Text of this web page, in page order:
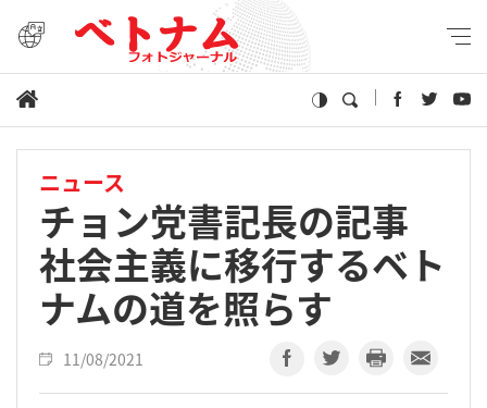
ニュース
チョン党書記長の記事
社会主義に移行するベト
ナムの道を照らす
11/08/2021